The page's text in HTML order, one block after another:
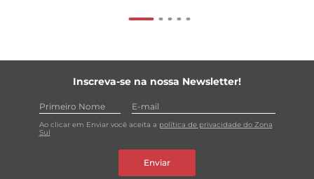
Inscreva-se na nossa Newsletter!
Ao clicar em Enviar você aceita a política de privacidade do Zona
Sul
Enviar